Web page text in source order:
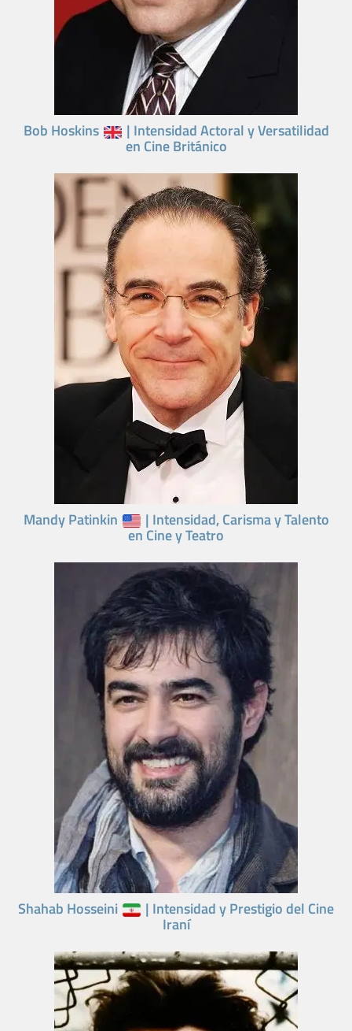
Bob Hoskins | Intensidad Actoral y Versatilidad
en Cine Británico
Mandy Patinkin | Intensidad, Carisma y Talento
en Cine y Teatro
Shahab Hosseini | Intensidad y Prestigio del Cine
Iraní